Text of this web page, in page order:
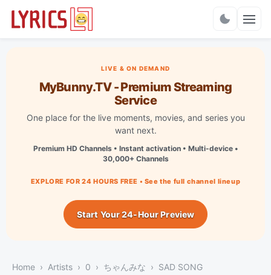
LIVE & ON DEMAND
MyBunny.TV - Premium Streaming
Service
One place for the live moments, movies, and series you
want next.
Premium HD Channels • Instant activation • Multi-device •
30,000+ Channels
EXPLORE FOR 24 HOURS FREE • See the full channel lineup
Start Your 24-Hour Preview
Home Artists 0 ちゃんみな SAD SONG